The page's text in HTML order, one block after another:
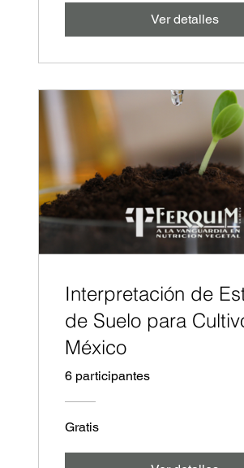
Ver detalles
Interpretación de
de Suelo para
México
6 participantes
Gratis